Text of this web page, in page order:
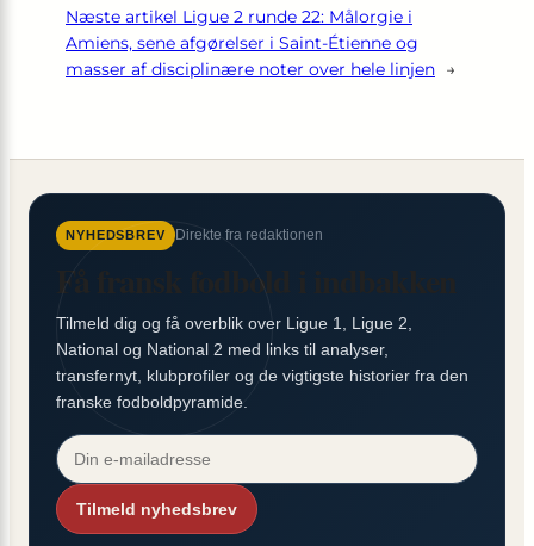
Næste artikel Ligue 2 runde 22: Målorgie i
Amiens, sene afgørelser i Saint-Étienne og
masser af disciplinære noter over hele linjen →
NYHEDSBREV Direkte fra redaktionen
Få fransk fodbold i indbakken
Tilmeld dig og få overblik over Ligue 1, Ligue 2,
National og National 2 med links til analyser,
transfernyt, klubprofiler og de vigtigste historier fra den
franske fodboldpyramide.
Tilmeld nyhedsbrev